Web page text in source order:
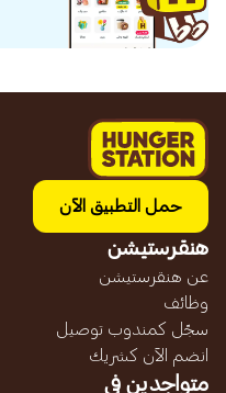
حمل التطبيق الآن
هنقرستيشن
عن هنقرستيشن
وظائف
سجّل كمندوب توصيل
انضم الآن كشريك
متواجدين في